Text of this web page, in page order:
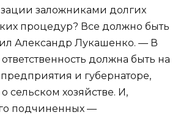
заложниками долгих
процедур? Все должно быть
Александр Лукашенко. — В
должна быть на
и губернаторе,
сельском хозяйстве. И,
подчиненных —